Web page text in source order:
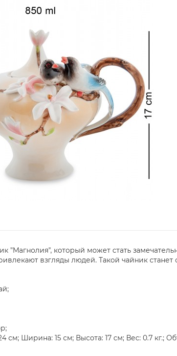
"Магнолия", который может стать
взгляды людей. Такой чайник
см; Ширина: 15 см; Высота: 17 см; Вес: 0.7 кг.;